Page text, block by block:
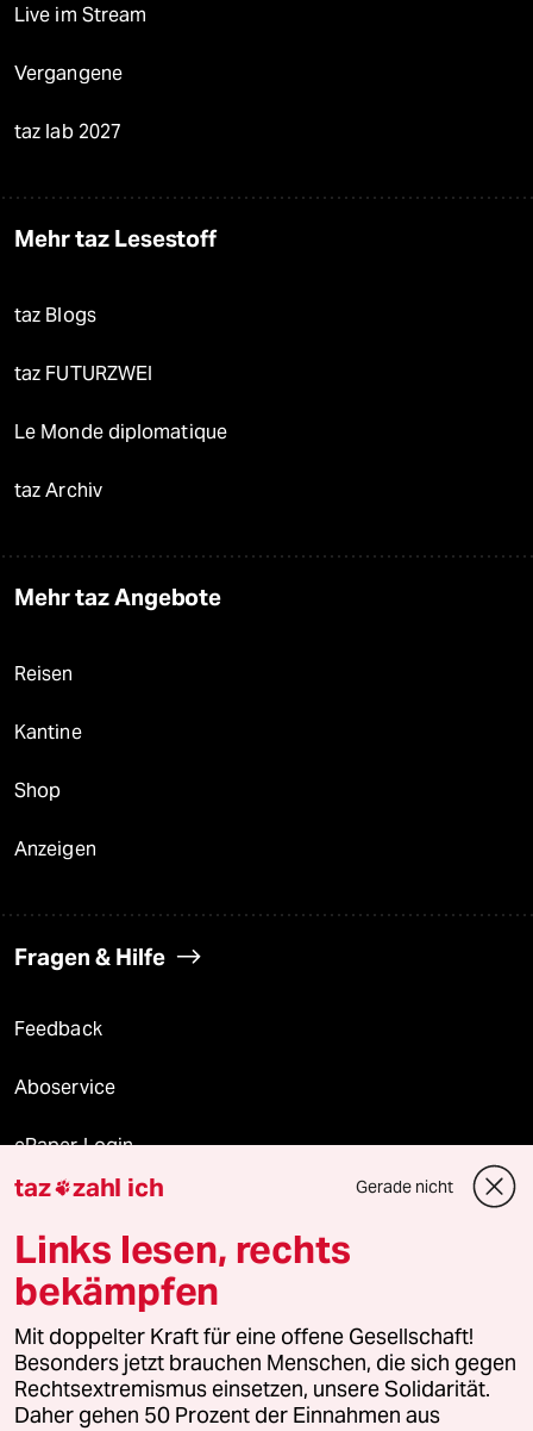
Live im Stream
Vergangene
taz lab 2027
Mehr taz Lesestoff
taz Blogs
taz FUTURZWEI
Le Monde diplomatique
taz Archiv
Mehr taz Angebote
Reisen
Kantine
Shop
Anzeigen
Fragen & Hilfe
Feedback
Aboservice
ePaper Login
Downloads für Abonnierende
© 2026 taz Verlags und Vertriebs GmbH
Alle Rechte vorbehalten. Bei rechtlichen Fragen oder für Genehmigungen
wenden Sie sich bitte an
lizenzen@taz.de
Feedback Redaktionsstatut Kommune-Richtlinien
taz zahl ich Gerade nicht
Links lesen, rechts
bekämpfen
Mit doppelter Kraft für eine offene Gesellschaft!
Besonders jetzt brauchen Menschen, die sich gegen
Rechtsextremismus einsetzen, unsere Solidarität.
Daher gehen 50 Prozent der Einnahmen aus